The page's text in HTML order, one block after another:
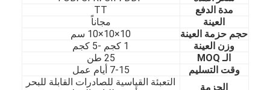
الصفحة الرئيسية
المنتجات
مقاطع فيديو
مدة الدفع
TT
العينة
مجاناً
حجم حزمة العينة
10×10×10 سم
وزن العينة
1 كجم -5 كجم
الـ MOQ
25 طن
وقت التسليم
7-15 أيام عمل
الحزمة
التعبئة القياسية للصادرات القابلة للبحر